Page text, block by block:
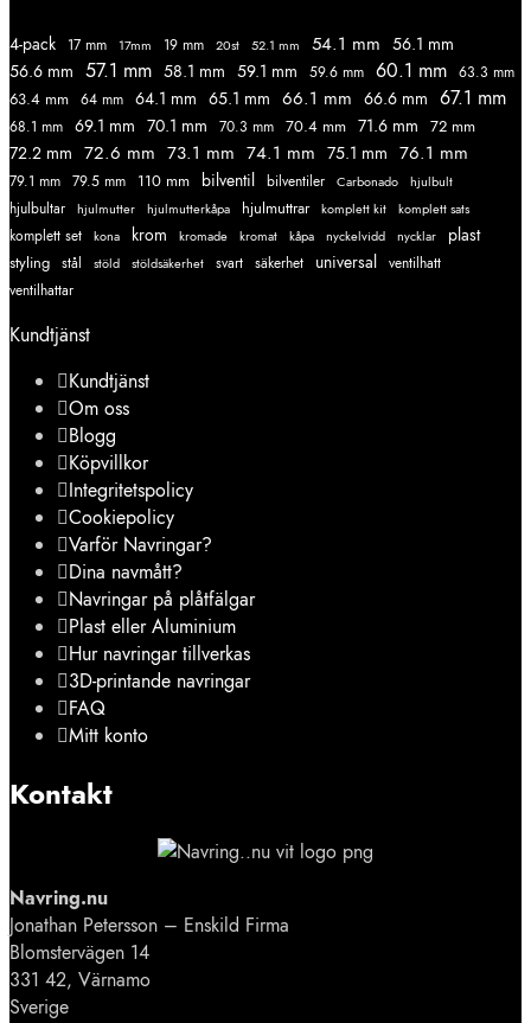
4-pack 17 mm 17mm 19 mm 20st 52.1 mm 54.1 mm 56.1 mm
56.6 mm 57.1 mm 58.1 mm 59.1 mm 59.6 mm 60.1 mm 63.3 mm
63.4 mm 64 mm 64.1 mm 65.1 mm 66.1 mm 66.6 mm 67.1 mm
68.1 mm 69.1 mm 70.1 mm 70.3 mm 70.4 mm 71.6 mm 72 mm
72.2 mm 72.6 mm 73.1 mm 74.1 mm 75.1 mm 76.1 mm
79.1 mm 79.5 mm 110 mm bilventil bilventiler Carbonado hjulbult
hjulbultar hjulmutter hjulmutterkåpa hjulmuttrar komplett kit komplett sats
komplett set kona krom kromade kromat kåpa nyckelvidd nycklar
plast
styling
stål stöld stöldsäkerhet svart säkerhet universal ventilhatt
ventilhattar
Kundtjänst
Kundtjänst
Om oss
Blogg
Köpvillkor
Integritetspolicy
Cookiepolicy
Varför Navringar?
Dina navmått?
Navringar på plåtfälgar
Plast eller Aluminium
Hur navringar tillverkas
3D-printande navringar
FAQ
Mitt konto
Kontakt
Navring.nu
Jonathan Petersson – Enskild Firma
Blomstervägen 14
331 42, Värnamo
Sverige